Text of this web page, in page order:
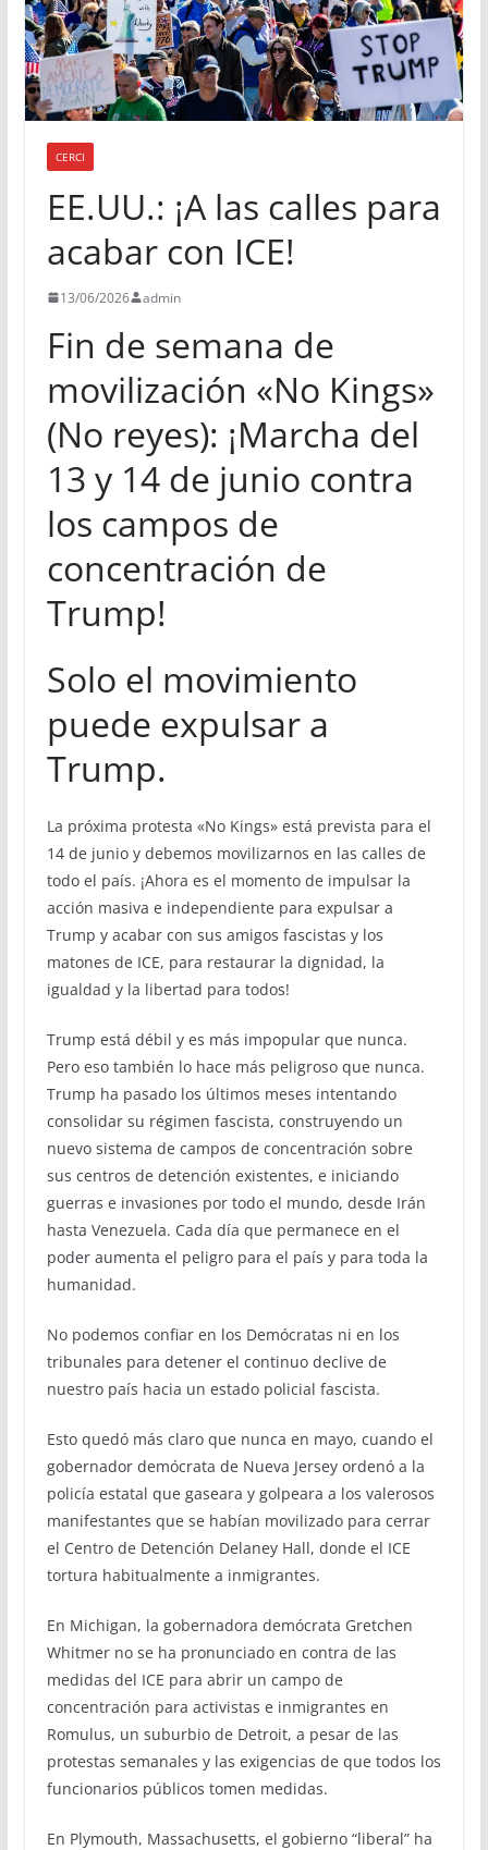
CERCI
EE.UU.: ¡A las calles para
acabar con ICE!
13/06/2026 admin
Fin de semana de
movilización «No Kings»
(No reyes): ¡Marcha del
13 y 14 de junio contra
los campos de
concentración de
Trump!
Solo el movimiento
puede expulsar a
Trump.
La próxima protesta «No Kings» está prevista para el
14 de junio y debemos movilizarnos en las calles de
todo el país. ¡Ahora es el momento de impulsar la
acción masiva e independiente para expulsar a
Trump y acabar con sus amigos fascistas y los
matones de ICE, para restaurar la dignidad, la
igualdad y la libertad para todos!
Trump está débil y es más impopular que nunca.
Pero eso también lo hace más peligroso que nunca.
Trump ha pasado los últimos meses intentando
consolidar su régimen fascista, construyendo un
nuevo sistema de campos de concentración sobre
sus centros de detención existentes, e iniciando
guerras e invasiones por todo el mundo, desde Irán
hasta Venezuela. Cada día que permanece en el
poder aumenta el peligro para el país y para toda la
humanidad.
No podemos confiar en los Demócratas ni en los
tribunales para detener el continuo declive de
nuestro país hacia un estado policial fascista.
Esto quedó más claro que nunca en mayo, cuando el
gobernador demócrata de Nueva Jersey ordenó a la
policía estatal que gaseara y golpeara a los valerosos
manifestantes que se habían movilizado para cerrar
el Centro de Detención Delaney Hall, donde el ICE
tortura habitualmente a inmigrantes.
En Michigan, la gobernadora demócrata Gretchen
Whitmer no se ha pronunciado en contra de las
medidas del ICE para abrir un campo de
concentración para activistas e inmigrantes en
Romulus, un suburbio de Detroit, a pesar de las
protestas semanales y las exigencias de que todos los
funcionarios públicos tomen medidas.
En Plymouth, Massachusetts, el gobierno “liberal” ha